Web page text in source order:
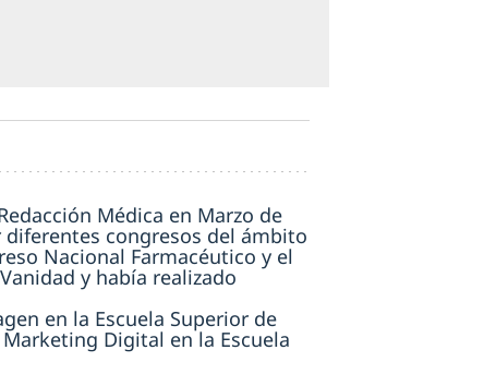
Médica en Marzo de
congresos del ámbito
Nacional Farmacéutico y el
y había realizado
en la Escuela Superior de
Digital en la Escuela